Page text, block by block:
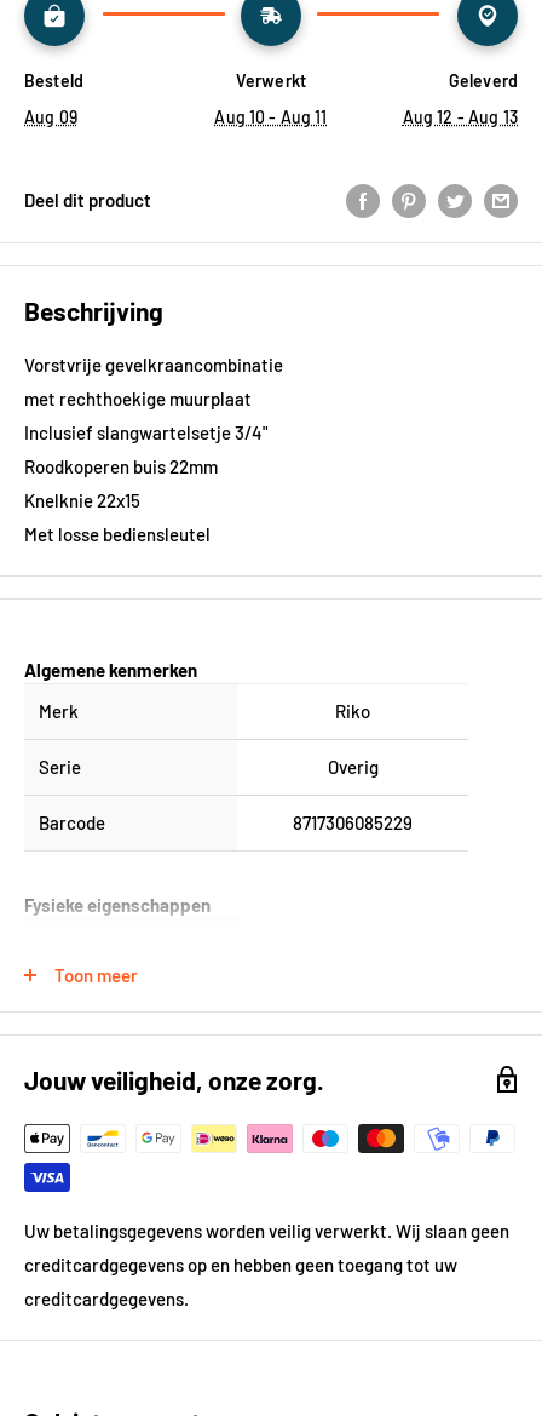
Besteld
Aug 09
Verwerkt
Aug 10 - Aug 11
Geleverd
Aug 12 - Aug 13
Deel dit product
Beschrijving
Vorstvrije gevelkraancombinatie
met rechthoekige muurplaat
Inclusief slangwartelsetje 3/4"
Roodkoperen buis 22mm
Knelknie 22x15
Met losse bediensleutel
Algemene kenmerken
Merk
Riko
Serie Overig
Barcode 8717306085229
Fysieke eigenschappen
Lijntekening
cdn.net/Data/Environme
nts/000101/Attachment/
Bijlage/Lijntekeningen/5
Toon meer
Jouw veiligheid, onze zorg.
Uw betalingsgegevens worden veilig verwerkt. Wij slaan geen
creditcardgegevens op en hebben geen toegang tot uw
creditcardgegevens.